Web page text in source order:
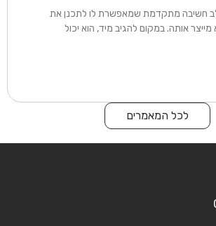
חשיבה מתקדמת שמאפשרת לו לתכנן את
אותה. במקום להגיב מיד, הוא יכול
לכל המאמרים